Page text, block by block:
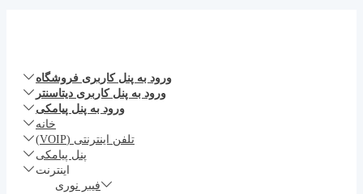
ورود به پنل کاربری فروشگاه
ورود به پنل کاربری دیتاسنتر
ورود به پنل پیامکی
خانه
تلفن اینترنتی (VOIP)
پنل پیامکی
اینترنت
فیبر نوری